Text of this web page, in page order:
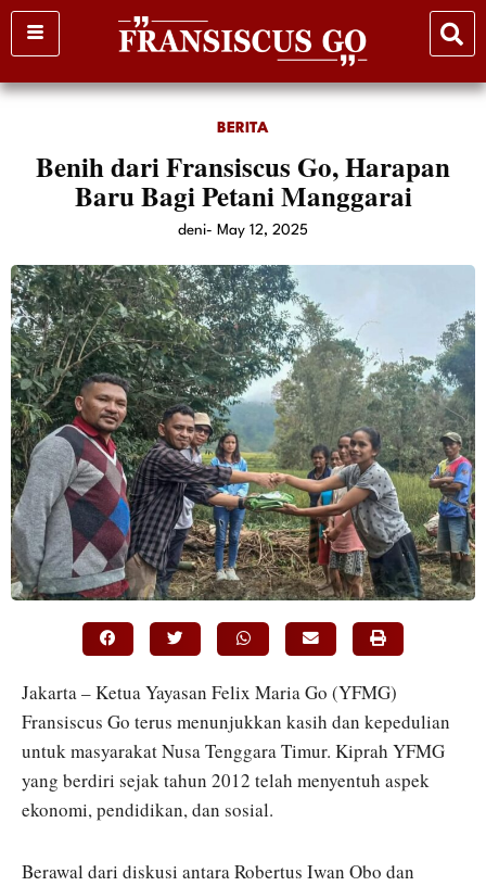
Skip
to
BERITA
Benih dari Fransiscus Go, Harapan
Baru Bagi Petani Manggarai
deni- May 12, 2025
Jakarta – Ketua Yayasan Felix Maria Go (YFMG)
Fransiscus Go terus menunjukkan kasih dan kepedulian
untuk masyarakat Nusa Tenggara Timur. Kiprah YFMG
yang berdiri sejak tahun 2012 telah menyentuh aspek
ekonomi, pendidikan, dan sosial.
Berawal dari diskusi antara Robertus Iwan Obo dan